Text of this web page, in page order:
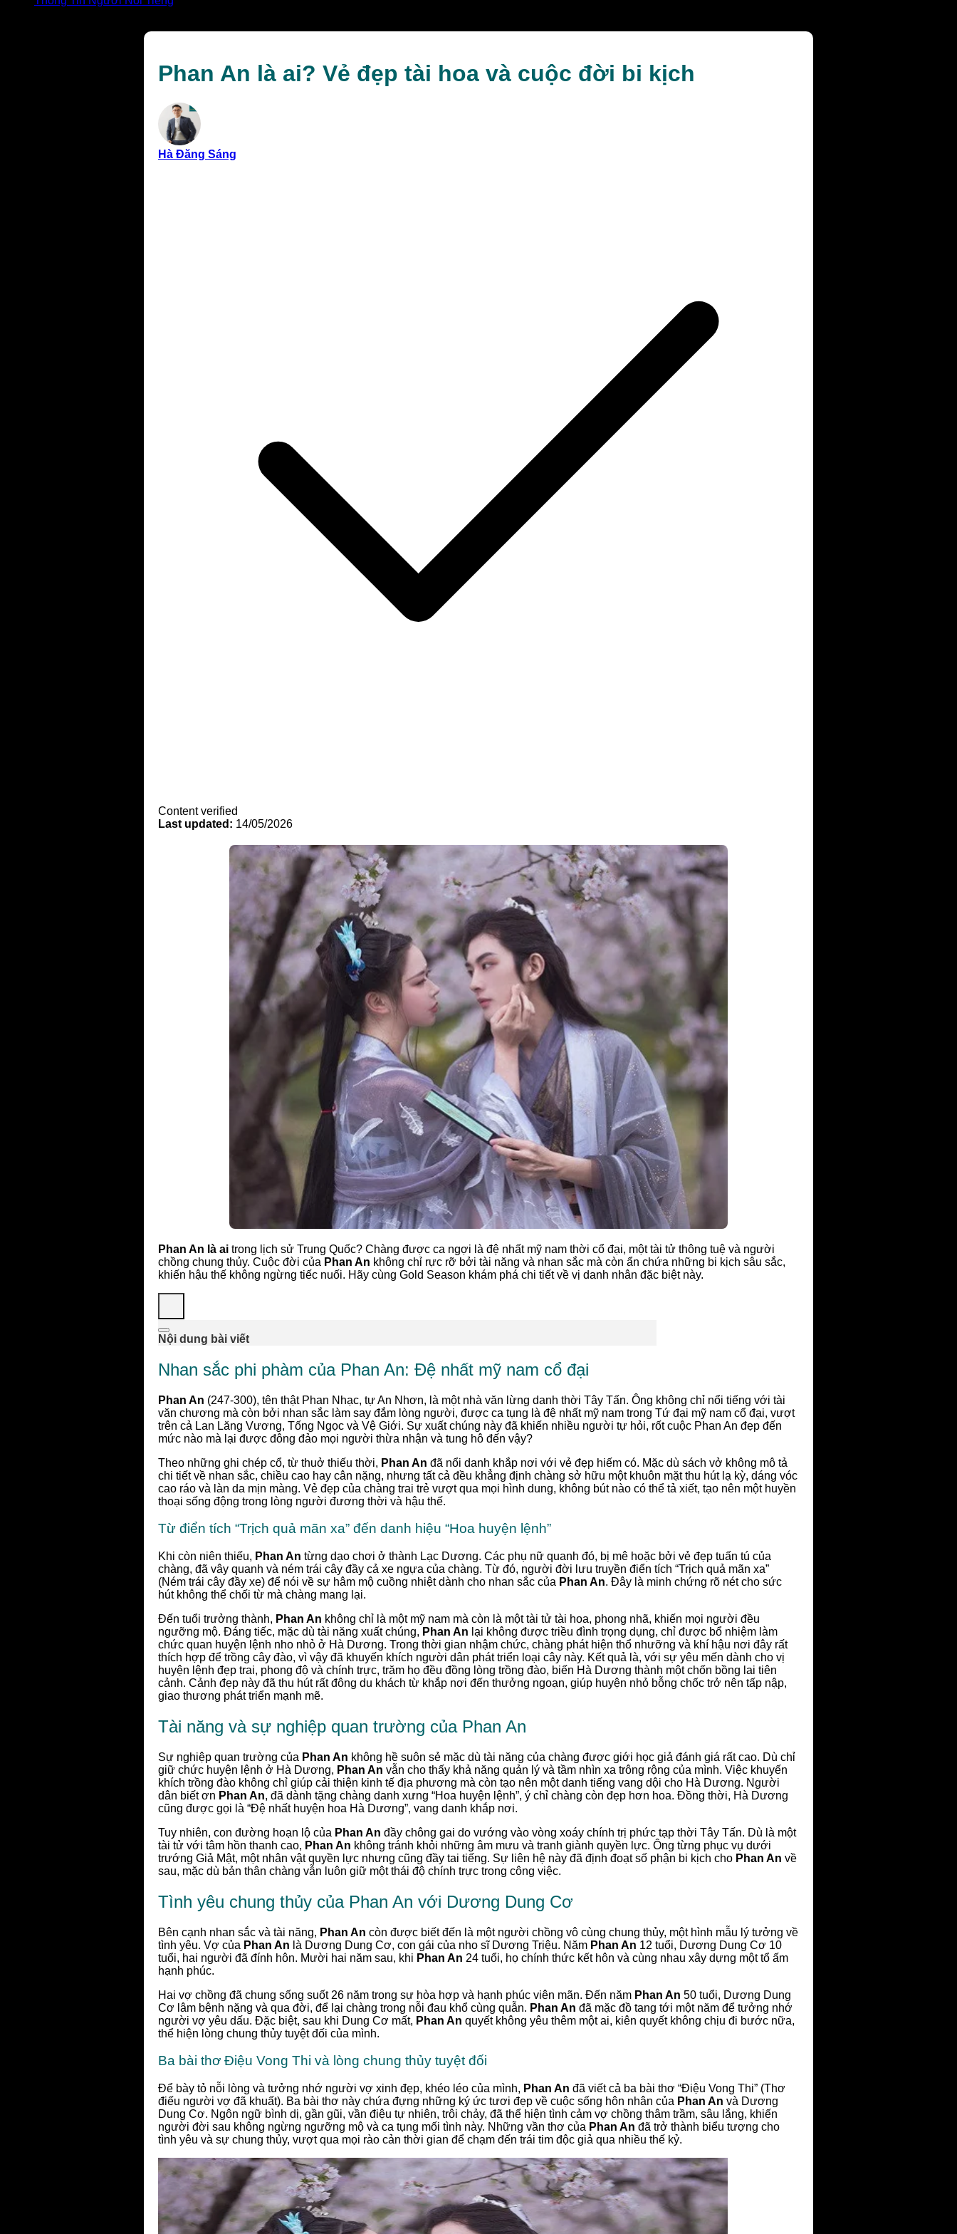
Phan An là ai? Vẻ đẹp tài hoa và cuộc đời bi kịch
Hà Đăng Sáng
Content verified
Last updated: 14/05/2026
Phan An là ai trong lịch sử Trung Quốc? Chàng được ca ngợi là đệ nhất mỹ nam thời cổ đại, một tài tử thông tuệ và người
chồng chung thủy. Cuộc đời của Phan An không chỉ rực rỡ bởi tài năng và nhan sắc mà còn ẩn chứa những bi kịch sâu sắc,
khiến hậu thế không ngừng tiếc nuối. Hãy cùng Gold Season khám phá chi tiết về vị danh nhân đặc biệt này.
Nội dung bài viết
Nhan sắc phi phàm của Phan An: Đệ nhất mỹ nam cổ đại
Phan An (247-300), tên thật Phan Nhạc, tự An Nhơn, là một nhà văn lừng danh thời Tây Tấn. Ông không chỉ nổi tiếng với tài
văn chương mà còn bởi nhan sắc làm say đắm lòng người, được ca tụng là đệ nhất mỹ nam trong Tứ đại mỹ nam cổ đại, vượt
trên cả Lan Lăng Vương, Tống Ngọc và Vệ Giới. Sự xuất chúng này đã khiến nhiều người tự hỏi, rốt cuộc Phan An đẹp đến
mức nào mà lại được đông đảo mọi người thừa nhận và tung hô đến vậy?
Theo những ghi chép cổ, từ thuở thiếu thời, Phan An đã nổi danh khắp nơi với vẻ đẹp hiếm có. Mặc dù sách vở không mô tả
chi tiết về nhan sắc, chiều cao hay cân nặng, nhưng tất cả đều khẳng định chàng sở hữu một khuôn mặt thu hút lạ kỳ, dáng vóc
cao ráo và làn da mịn màng. Vẻ đẹp của chàng trai trẻ vượt qua mọi hình dung, không bút nào có thể tả xiết, tạo nên một huyền
thoại sống động trong lòng người đương thời và hậu thế.
Từ điển tích “Trịch quả mãn xa” đến danh hiệu “Hoa huyện lệnh”
Khi còn niên thiếu, Phan An từng dạo chơi ở thành Lạc Dương. Các phụ nữ quanh đó, bị mê hoặc bởi vẻ đẹp tuấn tú của
chàng, đã vây quanh và ném trái cây đầy cả xe ngựa của chàng. Từ đó, người đời lưu truyền điển tích “Trịch quả mãn xa”
(Ném trái cây đầy xe) để nói về sự hâm mộ cuồng nhiệt dành cho nhan sắc của Phan An. Đây là minh chứng rõ nét cho sức
hút không thể chối từ mà chàng mang lại.
Đến tuổi trưởng thành, Phan An không chỉ là một mỹ nam mà còn là một tài tử tài hoa, phong nhã, khiến mọi người đều
ngưỡng mộ. Đáng tiếc, mặc dù tài năng xuất chúng, Phan An lại không được triều đình trọng dụng, chỉ được bổ nhiệm làm
chức quan huyện lệnh nho nhỏ ở Hà Dương. Trong thời gian nhậm chức, chàng phát hiện thổ nhưỡng và khí hậu nơi đây rất
thích hợp để trồng cây đào, vì vậy đã khuyến khích người dân phát triển loại cây này. Kết quả là, với sự yêu mến dành cho vị
huyện lệnh đẹp trai, phong độ và chính trực, trăm họ đều đồng lòng trồng đào, biến Hà Dương thành một chốn bồng lai tiên
cảnh. Cảnh đẹp này đã thu hút rất đông du khách từ khắp nơi đến thưởng ngoạn, giúp huyện nhỏ bỗng chốc trở nên tấp nập,
giao thương phát triển mạnh mẽ.
Tài năng và sự nghiệp quan trường của Phan An
Sự nghiệp quan trường của Phan An không hề suôn sẻ mặc dù tài năng của chàng được giới học giả đánh giá rất cao. Dù chỉ
giữ chức huyện lệnh ở Hà Dương, Phan An vẫn cho thấy khả năng quản lý và tầm nhìn xa trông rộng của mình. Việc khuyến
khích trồng đào không chỉ giúp cải thiện kinh tế địa phương mà còn tạo nên một danh tiếng vang dội cho Hà Dương. Người
dân biết ơn Phan An, đã dành tặng chàng danh xưng “Hoa huyện lệnh”, ý chỉ chàng còn đẹp hơn hoa. Đồng thời, Hà Dương
cũng được gọi là “Đệ nhất huyện hoa Hà Dương”, vang danh khắp nơi.
Tuy nhiên, con đường hoạn lộ của Phan An đầy chông gai do vướng vào vòng xoáy chính trị phức tạp thời Tây Tấn. Dù là một
tài tử với tâm hồn thanh cao, Phan An không tránh khỏi những âm mưu và tranh giành quyền lực. Ông từng phục vụ dưới
trướng Giả Mật, một nhân vật quyền lực nhưng cũng đầy tai tiếng. Sự liên hệ này đã định đoạt số phận bi kịch cho Phan An về
sau, mặc dù bản thân chàng vẫn luôn giữ một thái độ chính trực trong công việc.
Tình yêu chung thủy của Phan An với Dương Dung Cơ
Bên cạnh nhan sắc và tài năng, Phan An còn được biết đến là một người chồng vô cùng chung thủy, một hình mẫu lý tưởng về
tình yêu. Vợ của Phan An là Dương Dung Cơ, con gái của nho sĩ Dương Triệu. Năm Phan An 12 tuổi, Dương Dung Cơ 10
tuổi, hai người đã đính hôn. Mười hai năm sau, khi Phan An 24 tuổi, họ chính thức kết hôn và cùng nhau xây dựng một tổ ấm
hạnh phúc.
Hai vợ chồng đã chung sống suốt 26 năm trong sự hòa hợp và hạnh phúc viên mãn. Đến năm Phan An 50 tuổi, Dương Dung
Cơ lâm bệnh nặng và qua đời, để lại chàng trong nỗi đau khổ cùng quẫn. Phan An đã mặc đồ tang tới một năm để tưởng nhớ
người vợ yêu dấu. Đặc biệt, sau khi Dung Cơ mất, Phan An quyết không yêu thêm một ai, kiên quyết không chịu đi bước nữa,
thể hiện lòng chung thủy tuyệt đối của mình.
Ba bài thơ Điệu Vong Thi và lòng chung thủy tuyệt đối
Để bày tỏ nỗi lòng và tưởng nhớ người vợ xinh đẹp, khéo léo của mình, Phan An đã viết cả ba bài thơ “Điệu Vong Thi” (Thơ
điếu người vợ đã khuất). Ba bài thơ này chứa đựng những ký ức tươi đẹp về cuộc sống hôn nhân của Phan An và Dương
Dung Cơ. Ngôn ngữ bình dị, gần gũi, vần điệu tự nhiên, trôi chảy, đã thể hiện tình cảm vợ chồng thâm trầm, sâu lắng, khiến
người đời sau không ngừng ngưỡng mộ và ca tụng mối tình này. Những vần thơ của Phan An đã trở thành biểu tượng cho
tình yêu và sự chung thủy, vượt qua mọi rào cản thời gian để chạm đến trái tim độc giả qua nhiều thế kỷ.